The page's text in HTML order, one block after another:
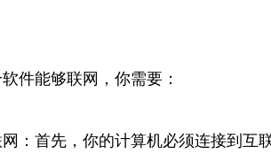
件能够联网，你需要：
：首先，你的计算机必须连接到互